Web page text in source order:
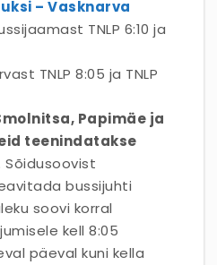
– Vasknarva
TNLP 6:10 ja
TNLP 8:05 ja TNLP
Papimäe ja
teenindatakse
Sõidusoovist
bussijuhti
soovi korral
kell 8:05
päeval kuni kella